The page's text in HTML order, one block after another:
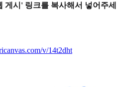
게시' 링크를 복사해서 넣어주세
v/14t2dht